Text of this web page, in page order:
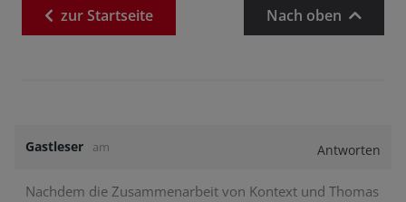
zurStartseite Nach oben
Gastleser am Antworten
Nachdem die Zusammenarbeit von Kontext und Thomas